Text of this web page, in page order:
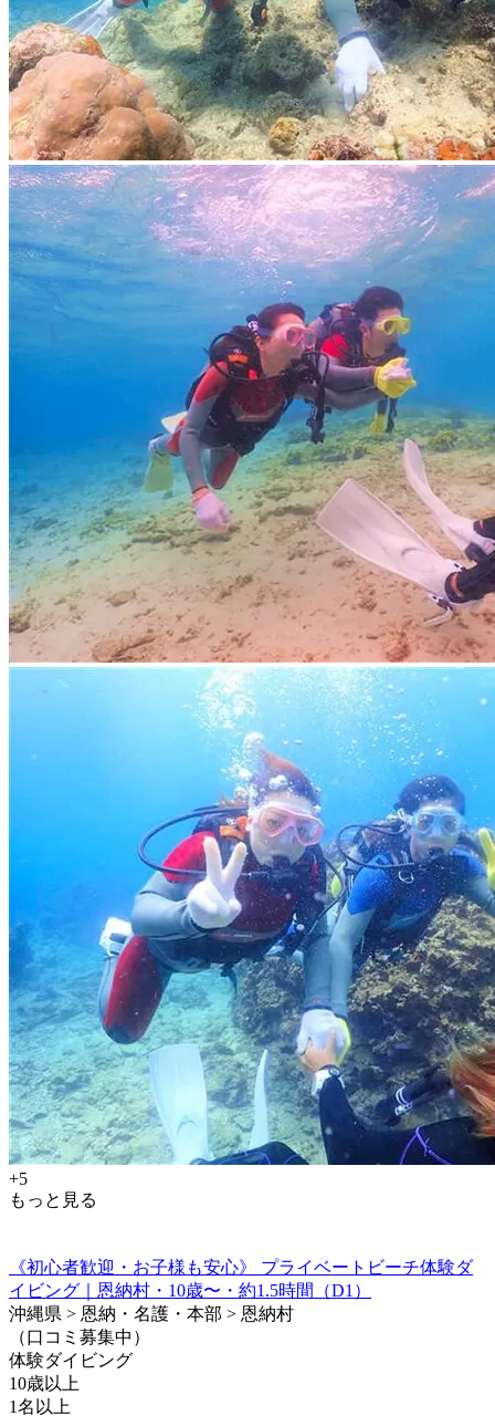
+5
もっと見る
《初心者歓迎・お子様も安心》 プライベートビーチ体験ダ
イビング｜恩納村・10歳〜・約1.5時間（D1）
沖縄県 > 恩納・名護・本部 > 恩納村
（口コミ募集中）
体験ダイビング
10歳以上
1名以上